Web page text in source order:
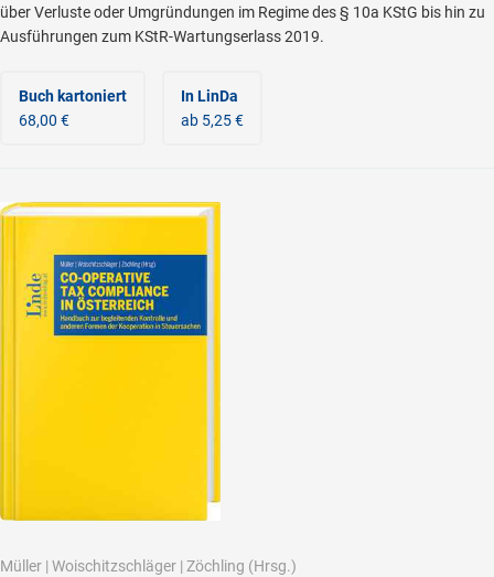
über Verluste oder Umgründungen im Regime des § 10a KStG bis hin zu
Ausführungen zum KStR-Wartungserlass 2019.
Buch kartoniert
68,00 €
In LinDa
ab 5,25 €
Müller | Woischitzschläger | Zöchling (Hrsg.)